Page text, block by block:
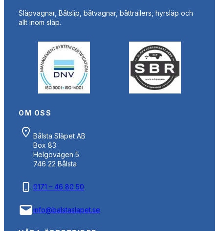
Släpvagnar, Båtslip, båtvagnar, båttrailers, hyrsläp och
allt inom släp.
OM OSS
Bålsta Släpet AB
Box 83
Helgövägen 5
746 22 Bålsta
0171 – 46 80 50
info@balstaslapet.se